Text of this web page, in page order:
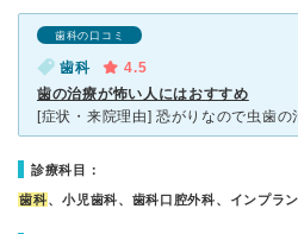
歯科の口コミ
歯科
4.5
歯の治療が怖い人にはおすすめ
診療科目：
歯科、小児歯科、歯科口腔外科、インプラ